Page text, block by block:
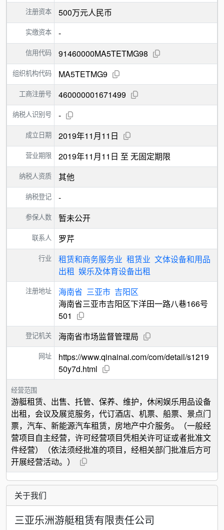
注册资本 500万元人民币
实缴资本 -
信用代码 91460000MA5TETMG98
组织机构代码 MA5TETMG9
工商注册号 460000001671499
纳税人识别号 -
成立日期 2019年11月11日
营业期限 2019年11月11日 至 无固定期限
纳税人资质 其他
纳税登记 -
参保人数 暂未公开
联系人 罗芹
行业 租赁和商务服务业 租赁业 文体设备和用品
出租 娱乐及体育设备出租
注册地址 海南省 三亚市 吉阳区
海南省三亚市吉阳区下洋田一路八巷166号
501
登记机关 海南省市场监督管理局
网址
https://www.qinainai.com/com/detail/s1219
50y7d.html
经营范围
游艇租赁、出售、托管、保养、维护，休闲娱乐用品设备
出租，会议及展览服务，代订酒店、机票、船票、景点门
票，汽车、新能源汽车租赁，房地产中介服务。（一般经
营项目自主经营，许可经营项目凭相关许可证或者批准文
件经营）（依法须经批准的项目，经相关部门批准后方可
开展经营活动。）
关于我们
三亚乐洲游艇租赁有限责任公司